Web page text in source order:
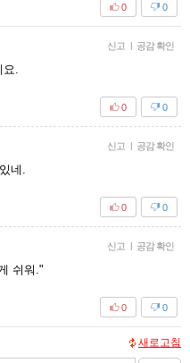
0
0
신고 공감 확인
요.
0
0
신고 공감 확인
네.
0
0
신고 공감 확인
쉬워."
0
0
새로고침